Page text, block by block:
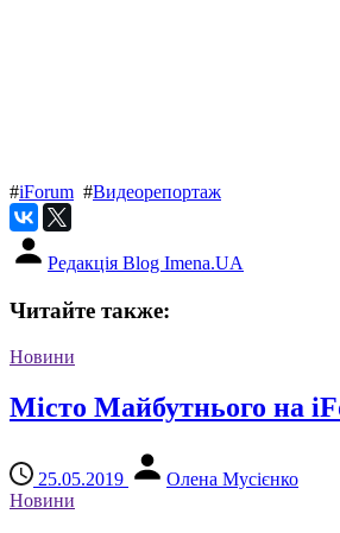
#iForum #Видеорепортаж
Редакція Blog Imena.UA
Читайте также:
Новини
Місто Майбутнього на
25.05.2019
Олена Мусієнко
Новини